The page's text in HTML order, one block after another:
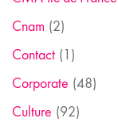
Cnam (2)
Contact (1)
Corporate (48)
Culture (92)